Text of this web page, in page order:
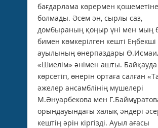
бағдарлама көрермен
болмады. Әсем ән, сырлы саз,
домбыраның қоңыр үні мен мың
бимен көмкерілген кешті Еңбекші
ауылының өнерпаздары
«Шиелім» әнімен ашты. Байқауда
көрсетіп, өнерін ортаға салған
әжелер ансамблінің мүшелері
М.Әнуарбекова мен
орындауындағы халық әндері
кештің әрін кіргізді. Ауыл ағасы